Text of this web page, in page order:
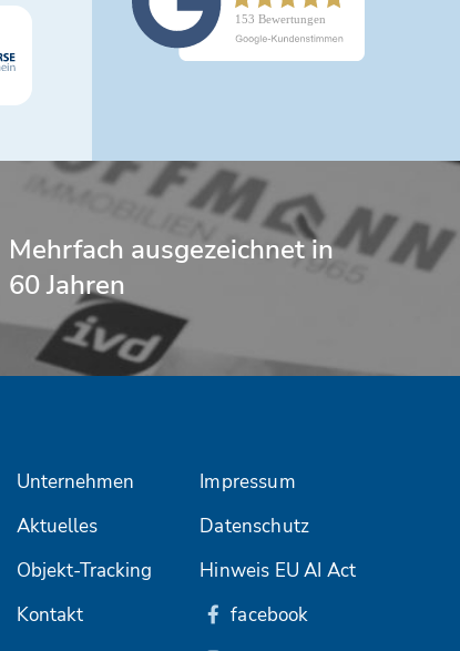
Mehrfach ausgezeichnet in
60 Jahren
Unternehmen
Aktuelles
Objekt-Tracking
Kontakt
Impressum
Datenschutz
Hinweis EU AI Act
facebook